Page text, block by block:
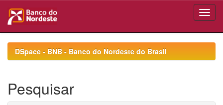
navigationDSpace - BNB - Banco do Nordeste do Brasil
Pesquisar